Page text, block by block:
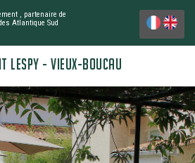
, partenaire de
Atlantique Sud
LESPY - VIEUX-BOUCAU